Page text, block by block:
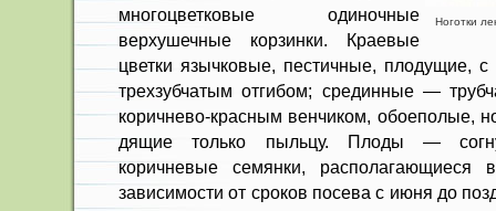
Ноготки
многоцветковые одиночные
верхушеч­ные корзинки. Краевые
цветки язычко­вые, пестичные, плодущие,
трехзубчатым отгибом; срединные —
коричнево-красным венчиком, обоеполые,
дящие только пыльцу. Плоды —
коричневые семян­ки,
зависимости от сроков по­сева с июня до